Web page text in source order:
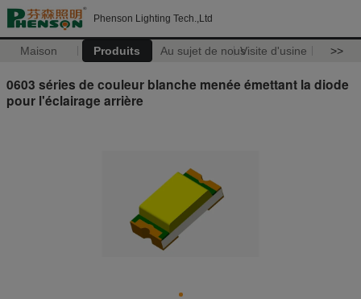
Phenson Lighting Tech.,Ltd
Maison Produits Au sujet de nousVisite d'usine >>
0603 séries de couleur blanche menée émettant la diode
pour l'éclairage arrière